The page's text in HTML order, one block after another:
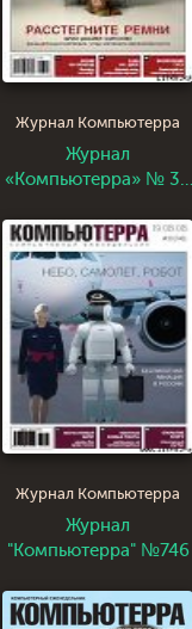
Журнал Компьютерра
Журнал
«Компьютерра» № 32
года
Журнал Компьютерра
Журнал
"Компьютерра" №746